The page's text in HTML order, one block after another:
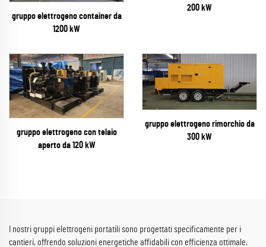
gruppo elettrogeno container da
1200 kW
200 kW
gruppo elettrogeno con telaio
aperto da 120 kW
gruppo elettrogeno rimorchio da
300 kW
I nostri gruppi elettrogeni portatili sono progettati specificamente per i
cantieri, offrendo soluzioni energetiche affidabili con efficienza ottimale,